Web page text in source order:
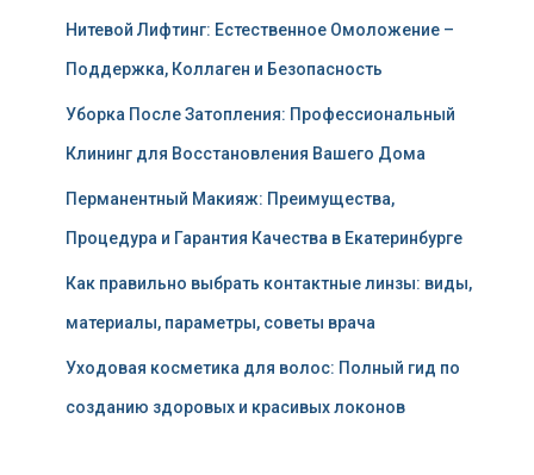
Нитевой Лифтинг: Естественное Омоложение –
Поддержка, Коллаген и Безопасность
Уборка После Затопления: Профессиональный
Клининг для Восстановления Вашего Дома
Перманентный Макияж: Преимущества,
Процедура и Гарантия Качества в Екатеринбурге
Как правильно выбрать контактные линзы: виды,
материалы, параметры, советы врача
Уходовая косметика для волос: Полный гид по
созданию здоровых и красивых локонов